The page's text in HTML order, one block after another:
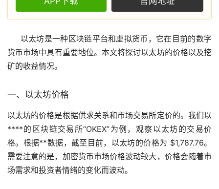
以太坊是一种区块链平台和虚拟货币 ，它在目前的数字
货币市场中具有重要地位。本文将探讨以太坊的价格以及挖
矿的收益情况。
一、以太坊价格
以太坊的价格是根据供求关系和市场交易所定价的。我们以
****的区块链交易所“OKEX”为例，观察以太坊的交易价
格。根据**数据，截至目前，以太坊的价格为 $1,787.76。
需要注意的是， 加密货币市场价格波动较大，价格会随着市
场需求和投资者情绪的变化而波动。